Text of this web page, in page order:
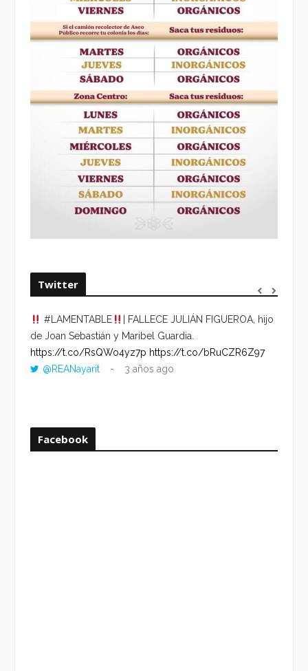
Twitter
#LAMENTABLE
| FALLECE JULIÁN FIGUEROA, hijo
de Joan Sebastián y Maribel Guardia.
https://t.co/RsQWo4yz7p https://t.co/bRuCZR6Z97
@REANayarit
3 años ago
Facebook